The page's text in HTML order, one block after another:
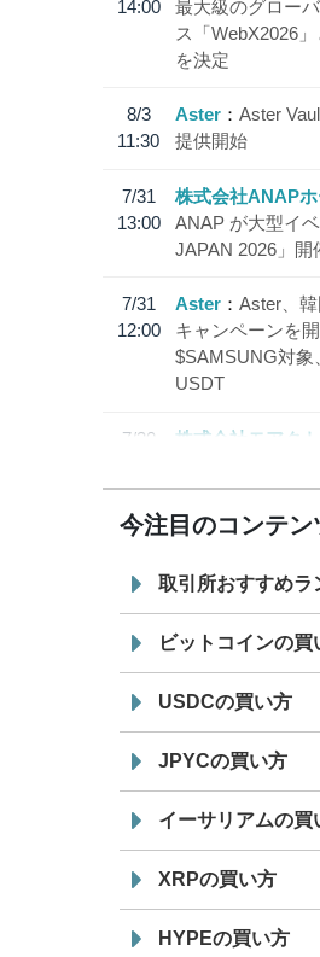
14:00
最大級のグロー
ス「WebX2026
を決定
8/3
11:30
Aster
Aster
提供開始
7/31
13:00
株式会社ANAP
ANAP が大型イ
JAPAN 2026」開
7/31
12:00
Aster
Aster、
キャンペーンを
$SAMSUNG対象
USDT
7/30
株式会社モアクト
「 JPYC」を追加
19:30
てステーブルコ
説セミナーを開催
今注目のコンテン
取引所おすすめラ
ビットコインの買
USDCの買い方
JPYCの買い方
イーサリアムの買
XRPの買い方
HYPEの買い方